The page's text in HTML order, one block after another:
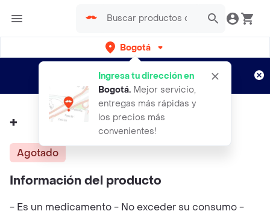
Bogotá
Ingresa tu dirección en
Bogotá. Mejor servicio,
entregas más rápidas y
los precios más
convenientes!
envíos gratis por semanas
Aplican TyC
+
Agotado
Información del producto
- Es un medicamento - No exceder su consumo -